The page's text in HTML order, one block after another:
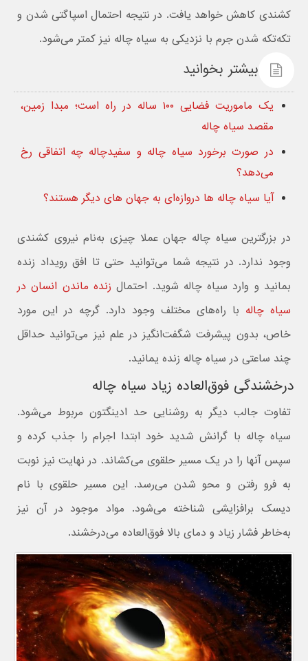
کشندی کاهش خواهد یافت. در نتیجه احتمال اسپاگتی شدن و
تکه‌تکه شدن جرم با نزدیکی به سیاه چاله نیز کمتر می‌شود.
بیشتر بخوانید
یک ماموریت فضایی ۱۰۰ ساله در راه است؛ مبدا زمین،
مقصد سیاه چاله
در صورت برخورد سیاه چاله و سفیدچاله چه اتفاقی رخ
می‌دهد؟
آیا سیاه چاله ها دروازه‌ای به جهان های دیگر هستند؟
در بزرگترین سیاه چاله جهان عملا چیزی به‌نام نیروی کشندی
وجود ندارد. در نتیجه شما می‌توانید حتی تا افق رویداد زنده
بمانید و وارد سیاه چاله شوید. احتمال زنده ماندن انسان در
سیاه چاله با راه‌های مختلف وجود دارد. گرچه در این مورد
خاص، بدون پیشرفت شگفت‌انگیز در علم نیز می‌توانید حداقل
چند ساعتی در سیاه چاله زنده یمانید.
درخشندگی فوق‌العاده زیاد سیاه چاله
تفاوت جالب دیگر به روشنایی حد ادینگتون مربوط می‌شود.
سیاه چاله با گرانش شدید خود ابتدا اجرام را جذب کرده و
سپس آنها را در یک مسیر حلقوی می‌کشاند. در نهایت نیز نوبت
به فرو رفتن و محو شدن می‌رسد. این مسیر حلقوی با نام
دیسک برافزایشی شناخته می‌شود. مواد موجود در آن نیز
به‌خاطر فشار زیاد و دمای بالا فوق‌العاده می‌درخشند.